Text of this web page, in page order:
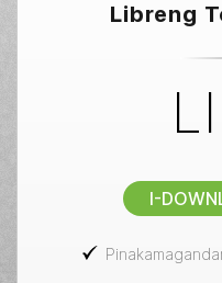
Libreng
I-